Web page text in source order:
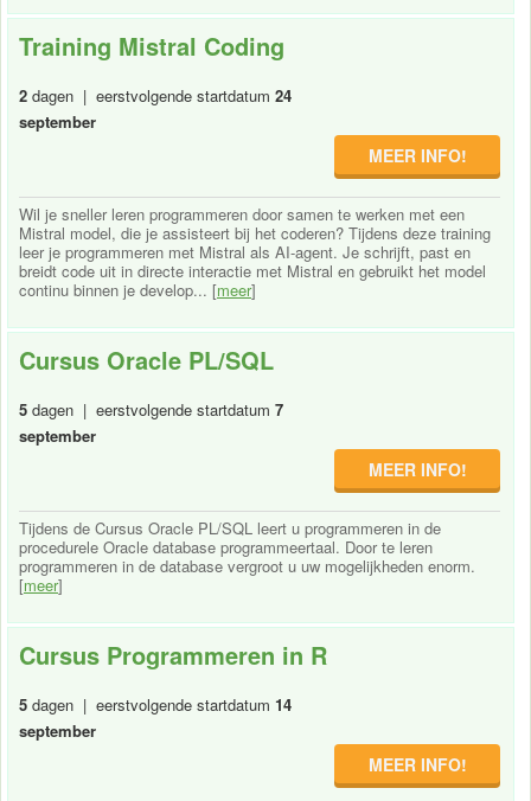
Training Mistral Coding
2 dagen | eerstvolgende startdatum 24
september
MEER INFO!
Wil je sneller leren programmeren door samen te werken met een
Mistral model, die je assisteert bij het coderen? Tijdens deze training
leer je programmeren met Mistral als AI-agent. Je schrijft, past en
breidt code uit in directe interactie met Mistral en gebruikt het model
continu binnen je develop... [meer]
Cursus Oracle PL/SQL
5 dagen | eerstvolgende startdatum 7
september
MEER INFO!
Tijdens de Cursus Oracle PL/SQL leert u programmeren in de
procedurele Oracle database programmeertaal. Door te leren
programmeren in de database vergroot u uw mogelijkheden enorm.
[meer]
Cursus Programmeren in R
5 dagen | eerstvolgende startdatum 14
september
MEER INFO!